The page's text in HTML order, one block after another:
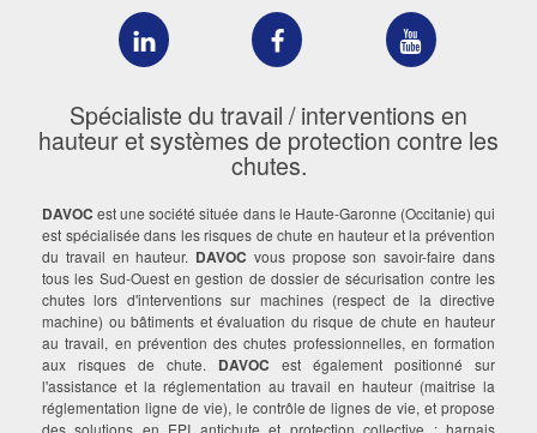
DAVOC
DAVOC
DAVOC
sur
Spécialiste du travail / interventions en
hauteur et systèmes de protection contre les
chutes.
DAVOC est une société située dans le Haute-Garonne (Occitanie) qui
est spécialisée dans les risques de chute en hauteur et la prévention
du travail en hauteur. DAVOC vous propose son savoir-faire dans
tous les Sud-Ouest en gestion de dossier de sécurisation contre les
chutes lors d'interventions sur machines (respect de la directive
machine) ou bâtiments et évaluation du risque de chute en hauteur
au travail, en prévention des chutes professionnelles, en formation
aux risques de chute. DAVOC est également positionné sur
l'assistance et la réglementation au travail en hauteur (maitrise la
réglementation ligne de vie), le contrôle de lignes de vie, et propose